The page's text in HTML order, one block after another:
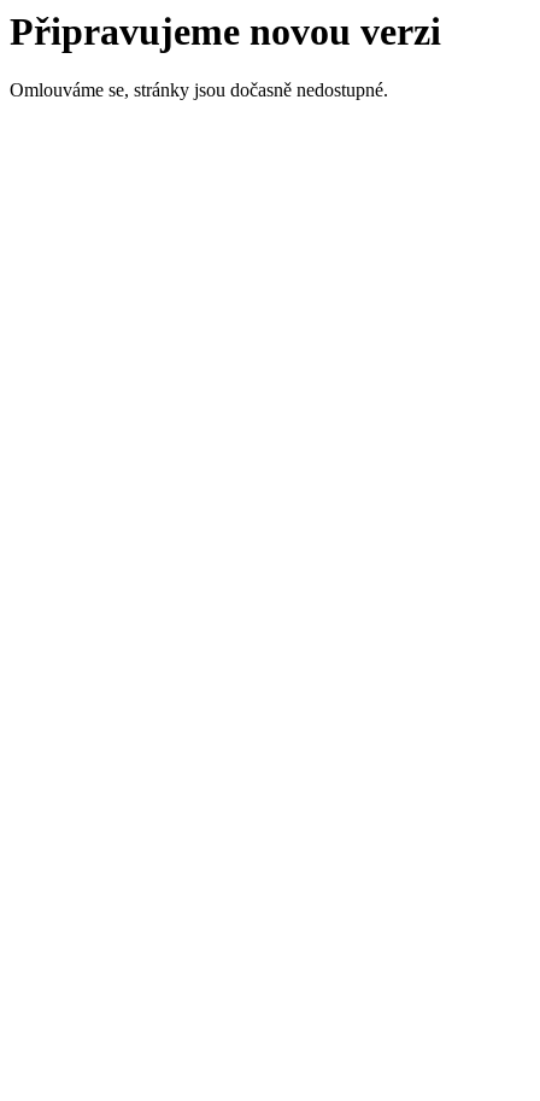
Připravujeme novou verzi
Omlouváme se, stránky jsou dočasně nedostupné.